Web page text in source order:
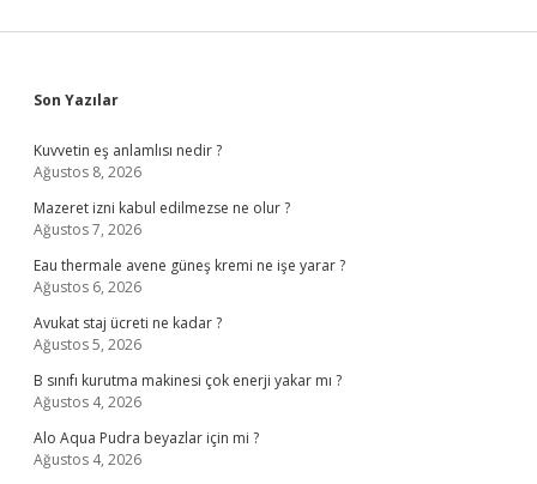
Sidebar
Son Yazılar
Kuvvetin eş anlamlısı nedir ?
Ağustos 8, 2026
Mazeret izni kabul edilmezse ne olur ?
Ağustos 7, 2026
Eau thermale avene güneş kremi ne işe yarar ?
Ağustos 6, 2026
Avukat staj ücreti ne kadar ?
Ağustos 5, 2026
B sınıfı kurutma makinesi çok enerji yakar mı ?
Ağustos 4, 2026
Alo Aqua Pudra beyazlar için mi ?
Ağustos 4, 2026